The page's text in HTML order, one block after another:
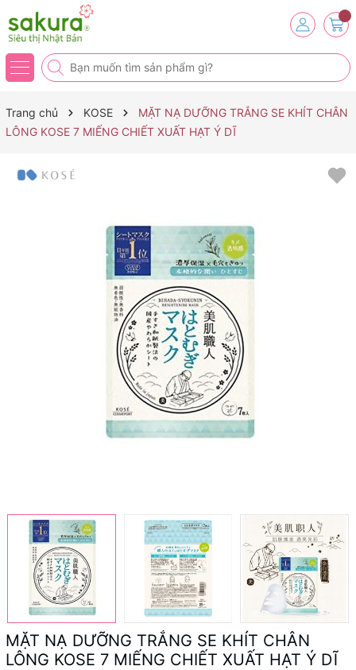
Trang chủ KOSE
MẶT NẠ DƯỠNG TRẮNG SE KHÍT CHÂN
LÔNG KOSE 7 MIẾNG CHIẾT XUẤT HẠT Ý DĨ
MẶT NẠ DƯỠNG TRẮNG SE KHÍT CHÂN
LÔNG KOSE 7 MIẾNG CHIẾT XUẤT HẠT Ý DĨ